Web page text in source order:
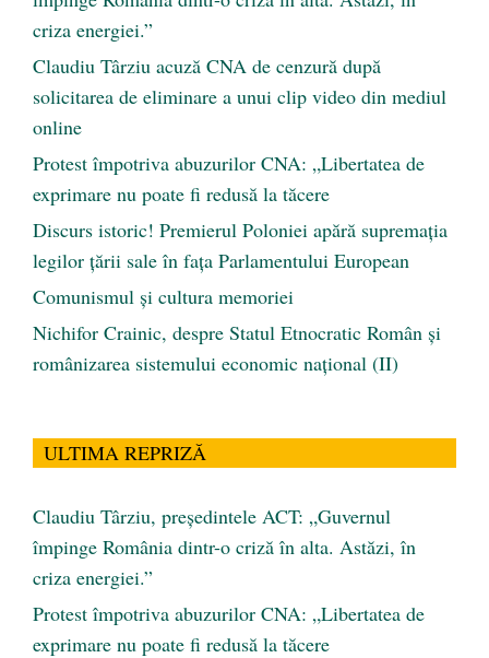
criza energiei.”
Claudiu Târziu acuză CNA de cenzură după
solicitarea de eliminare a unui clip video din mediul
online
Protest împotriva abuzurilor CNA: „Libertatea de
exprimare nu poate fi redusă la tăcere
Discurs istoric! Premierul Poloniei apără supremația
legilor țării sale în fața Parlamentului European
Comunismul şi cultura memoriei
Nichifor Crainic, despre Statul Etnocratic Român şi
românizarea sistemului economic naţional (II)
ULTIMA REPRIZĂ
Claudiu Târziu, președintele ACT: „Guvernul
împinge România dintr-o criză în alta. Astăzi, în
criza energiei.”
Protest împotriva abuzurilor CNA: „Libertatea de
exprimare nu poate fi redusă la tăcere